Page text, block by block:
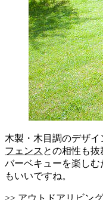
木製・木目調のデザ
フェンス との相性も抜
バーベキューを楽し
もいいですね。
>> アウトドアリビン